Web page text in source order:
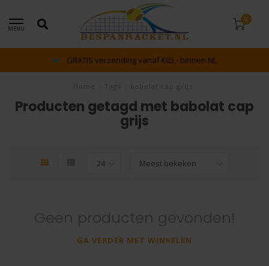
MENU
0
GRATIS verzending vanaf €65,- binnen NL
Producten getagd met babolat cap
grijs
Geen producten gevonden!
GA VERDER MET WINKELEN